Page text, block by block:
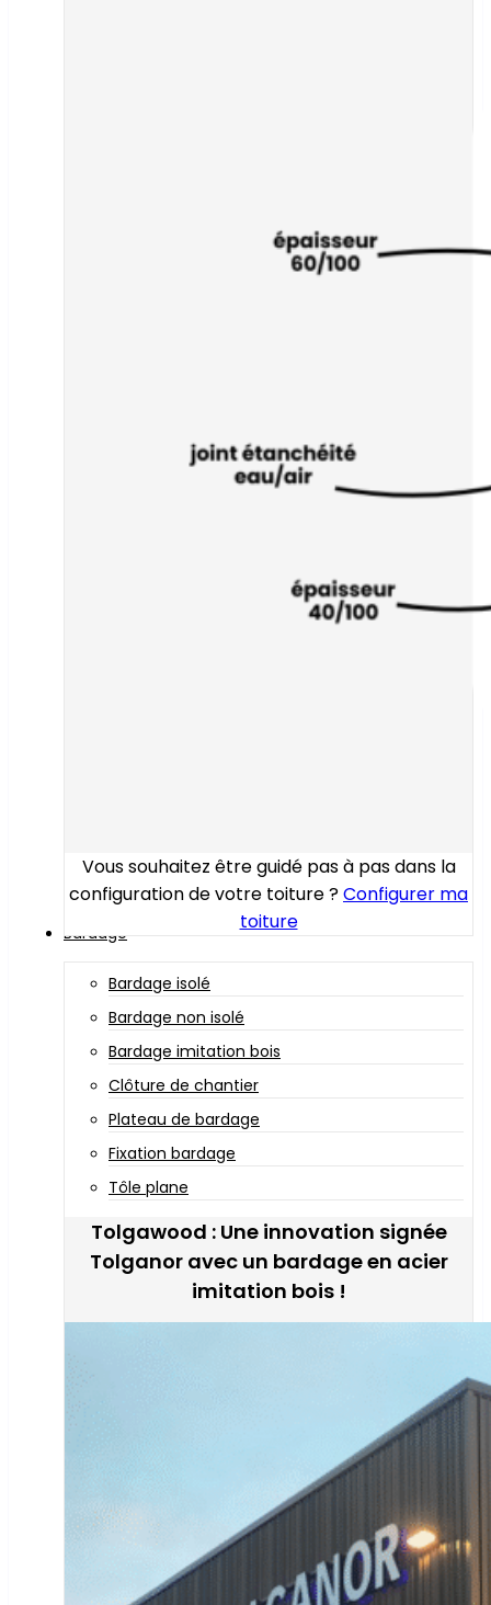
Vous souhaitez être guidé pas à pas dans la
configuration de votre toiture ?Configurer ma
toiture
Bardage
Bardage isolé
Bardage non isolé
Bardage imitation bois
Clôture de chantier
Plateau de bardage
Fixation bardage
Tôle plane
Tolgawood : Une innovation signée
Tolganor avec un bardage en acier
imitation bois !